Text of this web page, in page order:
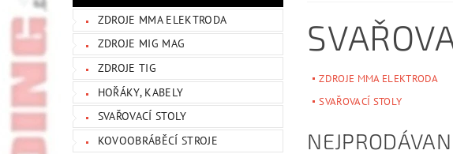
ZDROJE MMA ELEKTRODA
ZDROJE MIG MAG
ZDROJE TIG
HOŘÁKY, KABELY
SVAŘOVACÍ STOLY
KOVOOBRÁBĚCÍ STROJE
ZDROJE MMA ELEKTRODA
SVAŘOVACÍ STOLY